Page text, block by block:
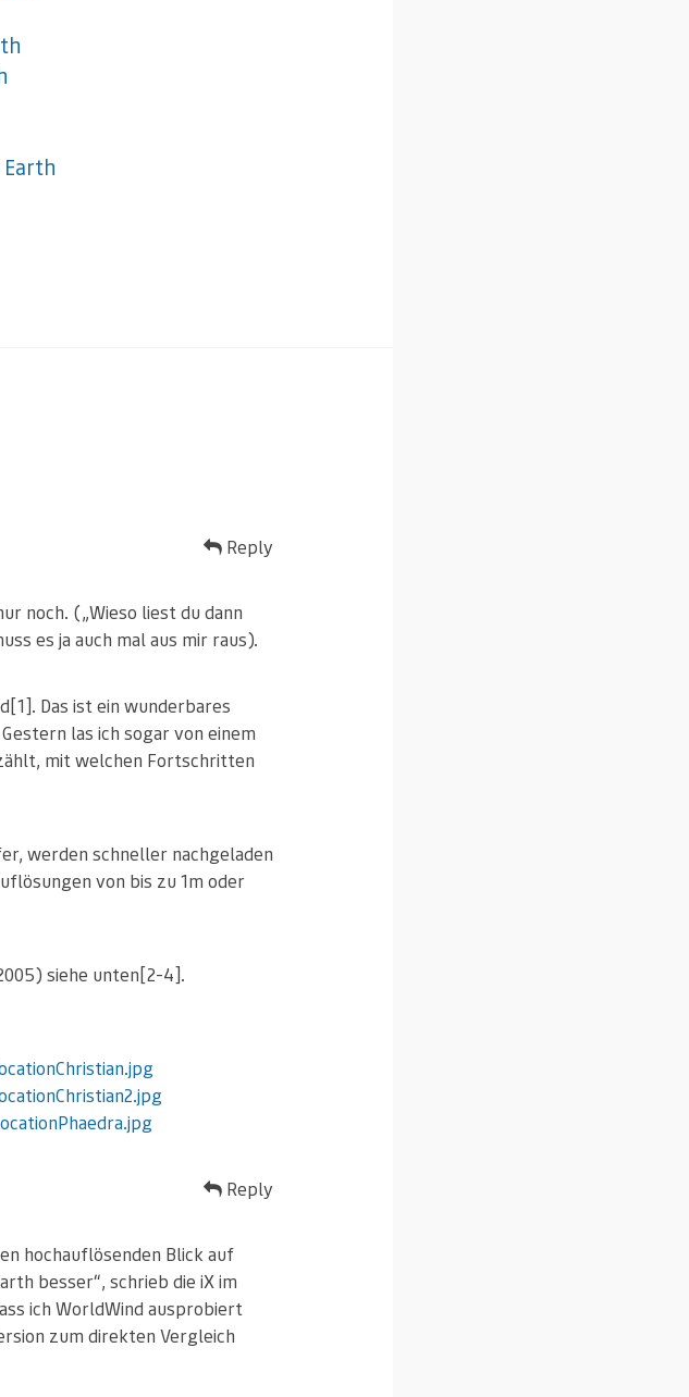
Earth
noch. („Wieso liest du dann
es ja auch mal aus mir raus).
Das ist ein wunderbares
las ich sogar von einem
mit welchen Fortschritten
werden schneller nachgeladen
von bis zu 1m oder
siehe unten[2-4].
Reply
hochauflösenden Blick auf
besser“, schrieb die iX im
ich WorldWind ausprobiert
zum direkten Vergleich
Reply